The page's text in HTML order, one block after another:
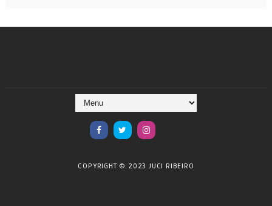
COPYRIGHT © 2023 JUCI RIBEIRO